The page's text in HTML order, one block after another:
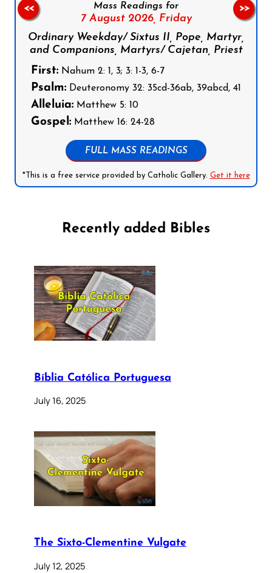
Mass Readings for
7 August 2026, Friday
Ordinary Weekday/ Sixtus II, Pope, Martyr,
and Companions, Martyrs/ Cajetan, Priest
First: Nahum 2: 1, 3; 3: 1-3, 6-7
Psalm: Deuteronomy 32: 35cd-36ab, 39abcd, 41
Alleluia: Matthew 5: 10
Gospel: Matthew 16: 24-28
FULL MASS READINGS
*This is a free service provided by Catholic Gallery. Get it here
<< >>
Recently added Bibles
Bíblia Católica Portuguesa
July 16, 2025
The Sixto-Clementine Vulgate
July 12, 2025